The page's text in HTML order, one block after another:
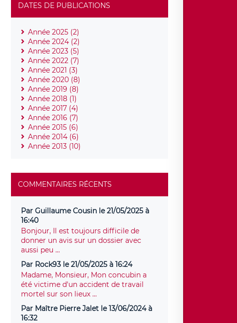
DATES DE PUBLICATIONS
Année 2025 (2)
Année 2024 (2)
Année 2023 (5)
Année 2022 (7)
Année 2021 (3)
Année 2020 (8)
Année 2019 (8)
Année 2018 (1)
Année 2017 (4)
Année 2016 (7)
Année 2015 (6)
Année 2014 (6)
Année 2013 (10)
COMMENTAIRES RÉCENTS
Par Guillaume Cousin le 21/05/2025 à
16:40
Bonjour, Il est toujours difficile de
donner un avis sur un dossier avec
aussi peu ...
Par Rock93 le 21/05/2025 à 16:24
Madame, Monsieur, Mon concubin a
été victime d'un accident de travail
mortel sur son lieux ...
Par Maître Pierre Jalet le 13/06/2024 à
16:32